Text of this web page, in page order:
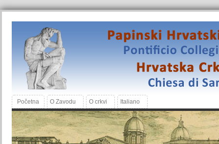
Početna O Zavodu O crkvi Italiano